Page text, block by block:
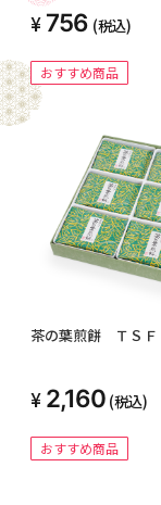
756 (税込)
おすすめ商品
茶の葉煎餅 ＴＳＦ
2,160 (税込)
おすすめ商品